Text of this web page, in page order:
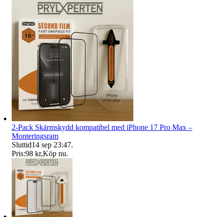
2-Pack Skärmskydd kompatibel med iPhone 17 Pro Max –
Monteringsram
Sluttid14 sep 23:47.
Pris:98 kr,Köp nu.